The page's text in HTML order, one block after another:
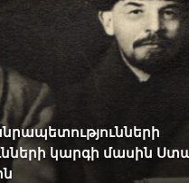
կարգի մասին